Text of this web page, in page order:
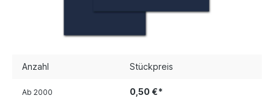
Anzahl Stückpreis
Ab 2000 0,50 €*